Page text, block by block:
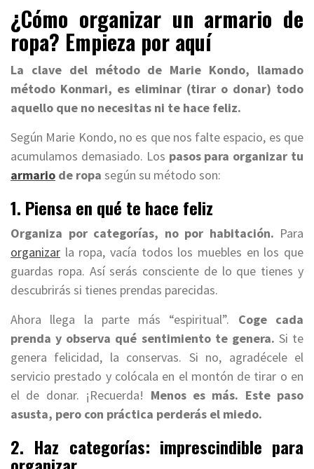
¿Cómo organizar un armario de
ropa? Empieza por aquí
La clave del método de Marie Kondo, llamado
método Konmari, es eliminar (tirar o donar) todo
aquello que no necesitas ni te hace feliz.
Según Marie Kondo, no es que nos falte espacio, es que
acumulamos demasiado. Los pasos para organizar tu
armario de ropa según su método son:
1. Piensa en qué te hace feliz
Organiza por categorías, no por habitación. Para
organizar la ropa, vacía todos los muebles en los que
guardas ropa. Así serás consciente de lo que tienes y
descubrirás si tienes prendas parecidas.
Ahora llega la parte más “espiritual”. Coge cada
prenda y observa qué sentimiento te genera. Si te
genera felicidad, la conservas. Si no, agradécele el
servicio prestado y colócala en el montón de tirar o en
el de donar. ¡Recuerda! Menos es más. Este paso
asusta, pero con práctica perderás el miedo.
2. Haz categorías: imprescindible para